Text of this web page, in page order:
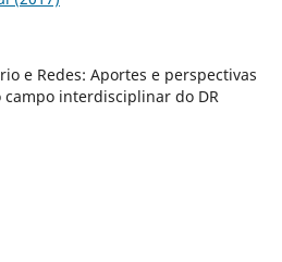
e Redes: Aportes e perspectivas
interdisciplinar do DR